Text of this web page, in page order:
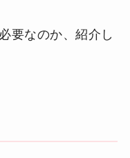
要なのか、紹介し